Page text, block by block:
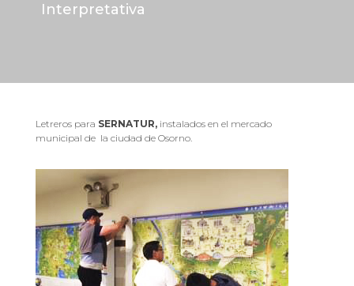
Interpretativa
Letreros para SERNATUR,instalados en el mercado
municipal de la ciudad de Osorno.